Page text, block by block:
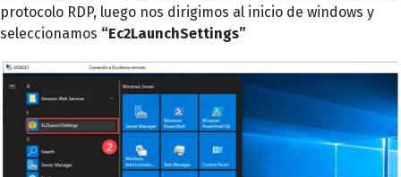
protocolo RDP, luego nos dirigimos al inicio de windows y
seleccionamos “Ec2LaunchSettings”